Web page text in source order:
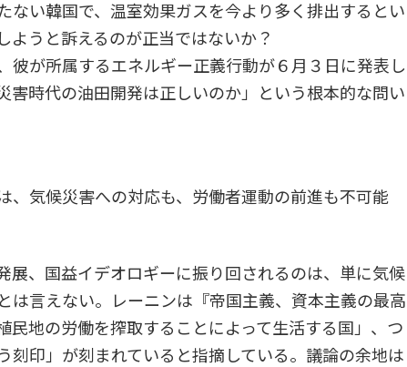
ない韓国で、温室効果ガスを今より多く排出するとい
ようと訴えるのが正当ではないか？
が所属するエネルギー正義行動が６月３日に発表し
害時代の油田開発は正しいのか」という根本的な問い
、気候災害への対応も、労働者運動の前進も不可能
、国益イデオロギーに振り回されるのは、単に気候
は言えない。レーニンは『帝国主義、資本主義の最高
民地の労働を搾取することによって生活する国」、つ
刻印」が刻まれていると指摘している。議論の余地は